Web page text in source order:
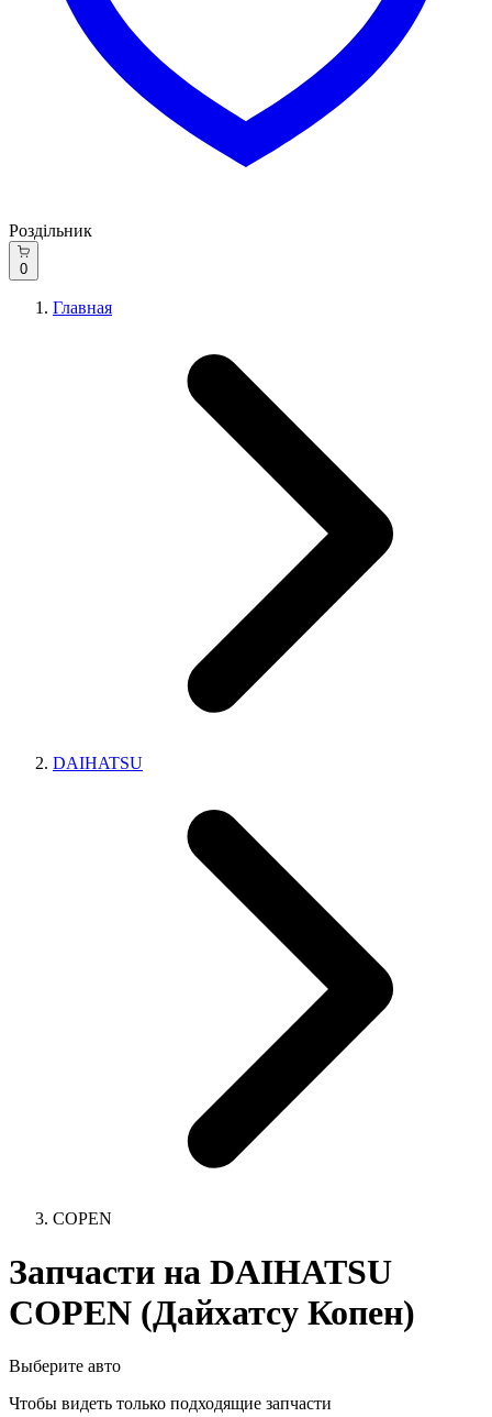
Роздільник
0
Главная
DAIHATSU
COPEN
Запчасти на DAIHATSU
COPEN (Дайхатсу Копен)
Выберите авто
Чтобы видеть только подходящие запчасти